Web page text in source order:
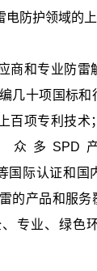
防护领域的上
商和专业防雷
几十项国标和
百项专利技术
众多 SPD
国际认证和国
的产品和服务
专业、绿色